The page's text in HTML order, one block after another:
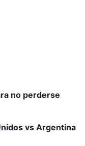
no perderse
vs Argentina